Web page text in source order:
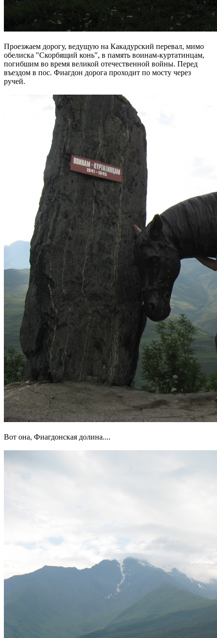
Проезжаем дорогу, ведущую на Какадурский перевал, мимо
обелиска "Скорбящий конь", в память воинам-куртатинцам,
погибшим во время великой отечественной войны. Перед
въездом в пос. Фиагдон дорога проходит по мосту через
ручей.
Вот она, Фиагдонская долина....